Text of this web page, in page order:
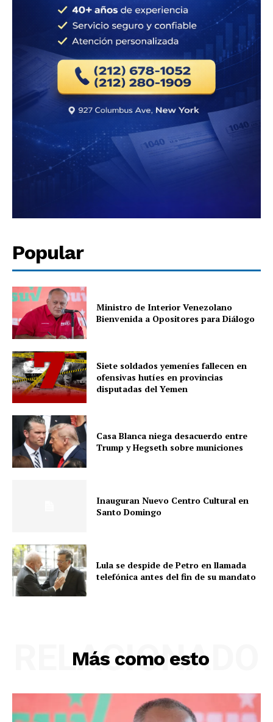
Popular
Ministro de Interior Venezolano
Bienvenida a Opositores para Diálogo
Siete soldados yemeníes fallecen en
ofensivas hutíes en provincias
disputadas del Yemen
Casa Blanca niega desacuerdo entre
Trump y Hegseth sobre municiones
Inauguran Nuevo Centro Cultural en
Santo Domingo
Lula se despide de Petro en llamada
telefónica antes del fin de su mandato
Más como esto
RELACIONADO